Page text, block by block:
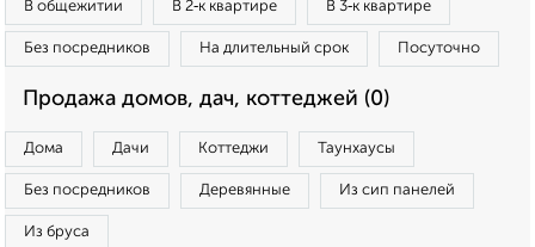
В общежитии В 2‑к квартире В 3‑к квартире
Без посредников На длительный срок Посуточно
Продажа домов, дач, коттеджей (0)
Дома Дачи Коттеджи Таунхаусы
Без посредников Деревянные Из сип панелей
Из бруса